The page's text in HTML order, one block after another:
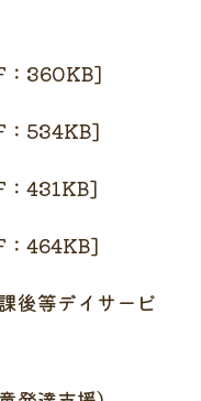
：360KB]
：534KB]
：431KB]
：464KB]
後等デイサービ